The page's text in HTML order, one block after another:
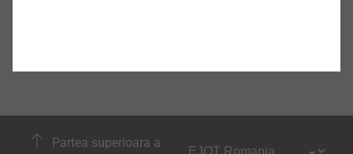
Partea superioara a